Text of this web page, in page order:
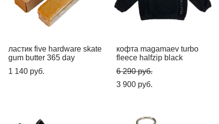
ластик five hardware skate
gum butter 365 day
1 140 pуб.
кофта magamaev turbo
fleece halfzip black
6 290 pуб.
3 900 pуб.